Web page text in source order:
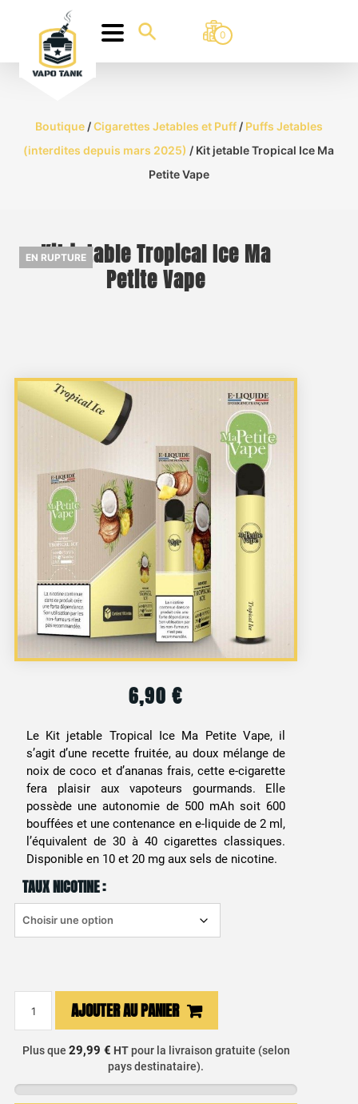
0
Boutique/Cigarettes Jetables et Puff/ Puffs Jetables
(interdites depuis mars 2025) / Kit jetable Tropical Ice Ma
Petite Vape
Kit jetable Tropical Ice Ma
Petite Vape
EN RUPTURE
6,90€
Le Kit jetable Tropical Ice Ma Petite Vape, il
s’agit d’une recette fruitée, au doux mélange de
noix de coco et d’ananas frais, cette e-cigarette
fera plaisir aux vapoteurs gourmands. Elle
possède une autonomie de 500 mAh soit 600
bouffées et une contenance en e-liquide de 2 ml,
l’équivalent de 30 à 40 cigarettes classiques.
Disponible en 10 et 20 mg aux sels de nicotine.
TAUX NICOTINE :
jetable
Ice
AJOUTER AU PANIER
Plus que 29,99 € HTpour la livraison gratuite (selon
pays destinataire).